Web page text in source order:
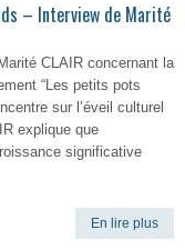
– Interview de Marité
CLAIR concernant la
“Les petits pots
sur l’éveil culturel
explique que
significative
En lire plus